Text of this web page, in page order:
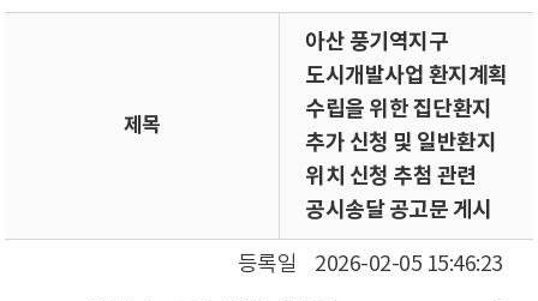
제목
아산 풍기역지구
도시개발사업 환지계획
수립을 위한 집단환지
추가 신청 및 일반환지
위치 신청 추첨 관련
공시송달 공고문 게시
등록일
2026-02-05 15:46:23